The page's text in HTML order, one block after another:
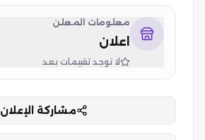
معلومات المعلن
اعلان
لا توجد تقييمات بعد
مشاركة الإعلان